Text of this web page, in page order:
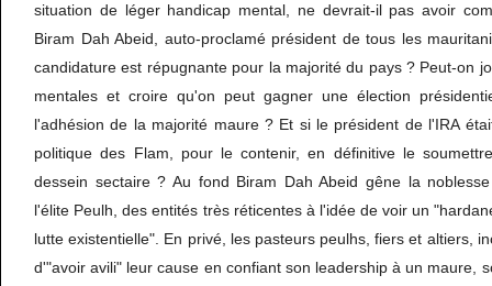
situation de léger handicap mental, ne devrait-il pas avoir
Biram Dah Abeid, auto-proclamé président de tous les
candidature est répugnante pour la majorité du pays ? Peut-on
mentales et croire qu'on peut gagner une élection
l'adhésion de la majorité maure ? Et si le président de l'IRA
politique des Flam, pour le contenir, en définitive le
dessein sectaire ? Au fond Biram Dah Abeid gêne la
l'élite Peulh, des entités très réticentes à l'idée de voir un
lutte existentielle". En privé, les pasteurs peulhs, fiers et altiers,
d'"avoir avili" leur cause en confiant son leadership à un maure,